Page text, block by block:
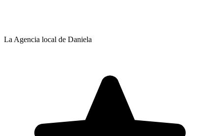
La Agencia local de Daniela